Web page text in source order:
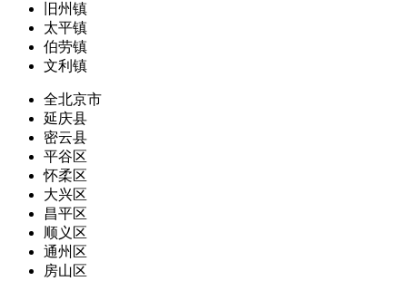
旧州镇
太平镇
伯劳镇
文利镇
全北京市
延庆县
密云县
平谷区
怀柔区
大兴区
昌平区
顺义区
通州区
房山区